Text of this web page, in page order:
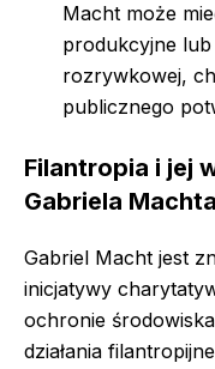
Macht może
produkcyjne
rozrywkowej,
publicznego
Filantropia i jej
Gabriela Machta
Gabriel Macht jest
inicjatywy
ochronie
działania